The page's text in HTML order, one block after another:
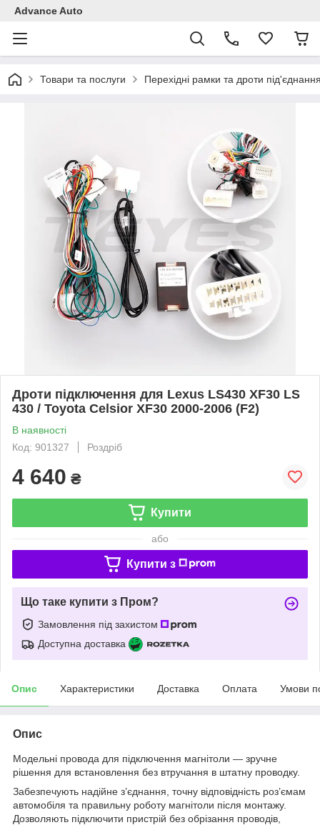
Advance Auto
Товари та послуги Перехідні рамки та дроти
Дроти підключення для Lexus LS430 XF30 LS
430 / Toyota Celsior XF30 2000-2006 (F2)
В наявності
Код: 901327
Роздріб
4 640 ₴
Купити
або
Купити з
Що таке купити з Пром?
Замовлення під захистом
Доступна доставка
Опис Характеристики Доставка Оплата Умови
Опис
Модельні провода для підключення магнітоли — зручне
рішення для встановлення без втручання в штатну проводку.
Забезпечують надійне з’єднання, точну відповідність роз’ємам
автомобіля та правильну роботу магнітоли після монтажу.
Дозволяють підключити пристрій без обрізання проводів,